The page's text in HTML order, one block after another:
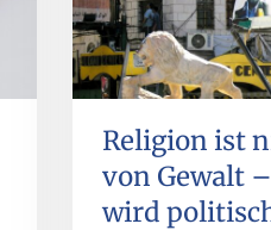
Religion ist
von Gewalt
wird